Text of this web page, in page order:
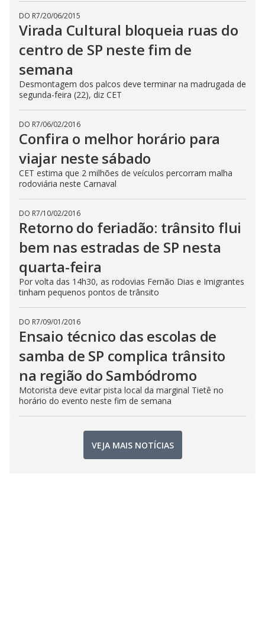
DO R7/20/06/2015
Virada Cultural bloqueia ruas do
centro de SP neste fim de
semana
Desmontagem dos palcos deve terminar na madrugada de
segunda-feira (22), diz CET
DO R7/06/02/2016
Confira o melhor horário para
viajar neste sábado
CET estima que 2 milhões de veículos percorram malha
rodoviária neste Carnaval
DO R7/10/02/2016
Retorno do feriadão: trânsito flui
bem nas estradas de SP nesta
quarta-feira
Por volta das 14h30, as rodovias Fernão Dias e Imigrantes
tinham pequenos pontos de trânsito
DO R7/09/01/2016
Ensaio técnico das escolas de
samba de SP complica trânsito
na região do Sambódromo
Motorista deve evitar pista local da marginal Tietê no
horário do evento neste fim de semana
VEJA MAIS NOTÍCIAS